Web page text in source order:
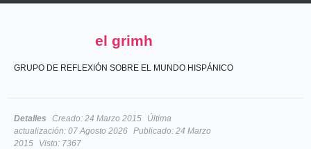
el grimh
GRUPO DE REFLEXIÓN SOBRE EL MUNDO HISPÁNICO
Detalles Creado: 24 Marzo 2015
Última
actualización: 07 Agosto 2026 Publicado: 24 Marzo
2015
Visto: 7367